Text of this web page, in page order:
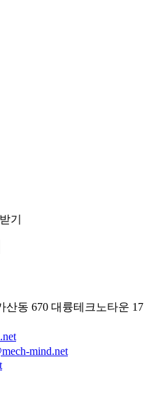
기
산동 670 대륭테크노타운 17
mind.net